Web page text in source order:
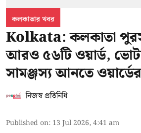
কলকাতার খবর
Kolkata: কলকাতা
আরও ৫৬টি ওয়ার্ড,
সামঞ্জস্য আনতে ওয়ার্ডের
নিজস্ব প্রতিনিধি
Published on: 13 Jul 2026, 4:41 am